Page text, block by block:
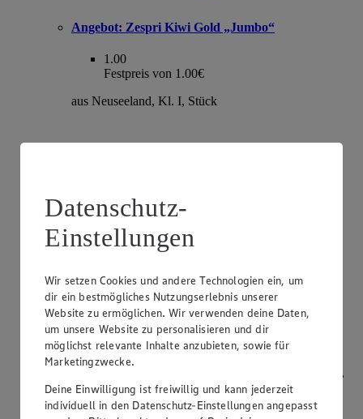
Angebot: Zespri Kiwi Gold „Jumbo“
1.00
Festpreis von 1.00€
aus Neuseeland, Kl. I, Stück
Angebot:Champignons
1.79
Festpreis von 1.79€
weiß oder braun, aus Bayern, Kl. I, je 250g Packung,
(1kg=7.16)
Datenschutz-
Einstellungen
Wir setzen Cookies und andere Technologien ein, um
dir ein bestmögliches Nutzungserlebnis unserer
Website zu ermöglichen. Wir verwenden deine Daten,
um unsere Website zu personalisieren und dir
möglichst relevante Inhalte anzubieten, sowie für
Marketingzwecke.
Deine Einwilligung ist freiwillig und kann jederzeit
individuell in den Datenschutz-Einstellungen angepasst